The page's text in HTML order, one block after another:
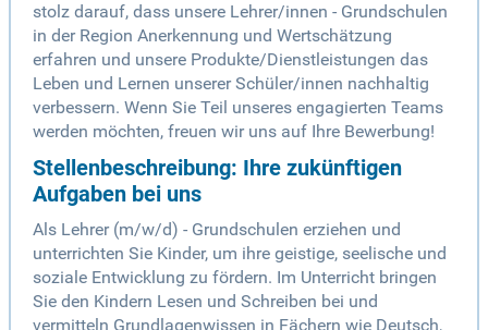
stolz darauf, dass unsere Lehrer/innen - Grundschulen
in der Region Anerkennung und Wertschätzung
erfahren und unsere Produkte/Dienstleistungen das
Leben und Lernen unserer Schüler/innen nachhaltig
verbessern. Wenn Sie Teil unseres engagierten Teams
werden möchten, freuen wir uns auf Ihre Bewerbung!
Stellenbeschreibung: Ihre zukünftigen
Aufgaben bei uns
Als Lehrer (m/w/d) - Grundschulen erziehen und
unterrichten Sie Kinder, um ihre geistige, seelische und
soziale Entwicklung zu fördern. Im Unterricht bringen
Sie den Kindern Lesen und Schreiben bei und
vermitteln Grundlagenwissen in Fächern wie Deutsch,